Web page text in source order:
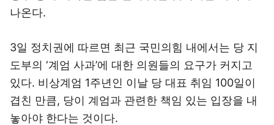
나온다.
3일 정치권에 따르면 최근 국민의힘 내에서는 당 지
도부의 ‘계엄 사과’에 대한 의원들의 요구가 커지고
있다. 비상계엄 1주년인 이날 당 대표 취임 100일이
겹친 만큼, 당이 계엄과 관련한 책임 있는 입장을 내
놓아야 한다는 것이다.